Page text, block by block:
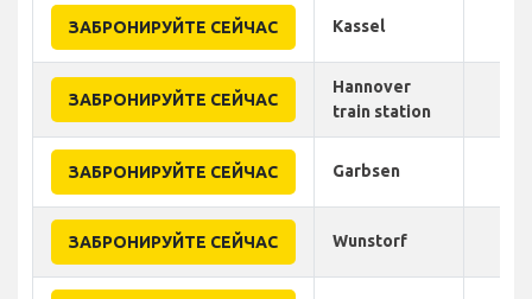
ЗАБРОНИРУЙТЕ СЕЙЧАС Kassel
ЗАБРОНИРУЙТЕ СЕЙЧАС
Hannover
train station
ЗАБРОНИРУЙТЕ СЕЙЧАС Garbsen
ЗАБРОНИРУЙТЕ СЕЙЧАС Wunstorf